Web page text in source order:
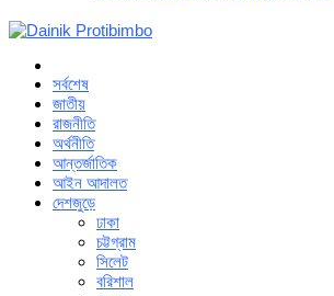
সর্বশেষ
জাতীয়
রাজনীতি
অর্থনীতি
আন্তর্জাতিক
আইন আদালত
দেশজুড়ে
ঢাকা
চট্টগ্রাম
সিলেট
বরিশাল